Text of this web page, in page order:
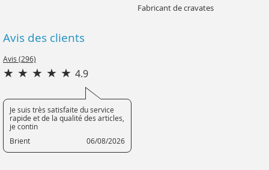
Fabricant de cravates
Avis des clients
Avis (296)
4.9
Je suis très satisfaite du service
rapide et de la qualité des articles,
je contin
Brient
06/08/2026